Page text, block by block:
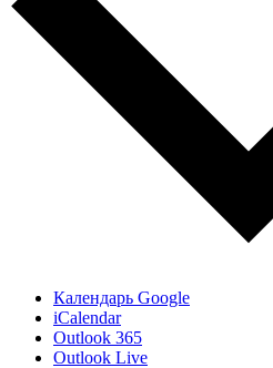
Календарь Google
iCalendar
Outlook 365
Outlook Live